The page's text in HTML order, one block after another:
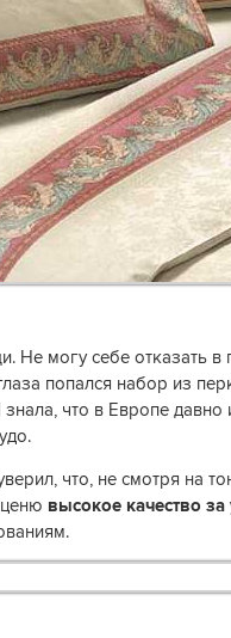
могу себе отказать в
попался набор из
что в Европе давно
что, не смотря на
высокое качество